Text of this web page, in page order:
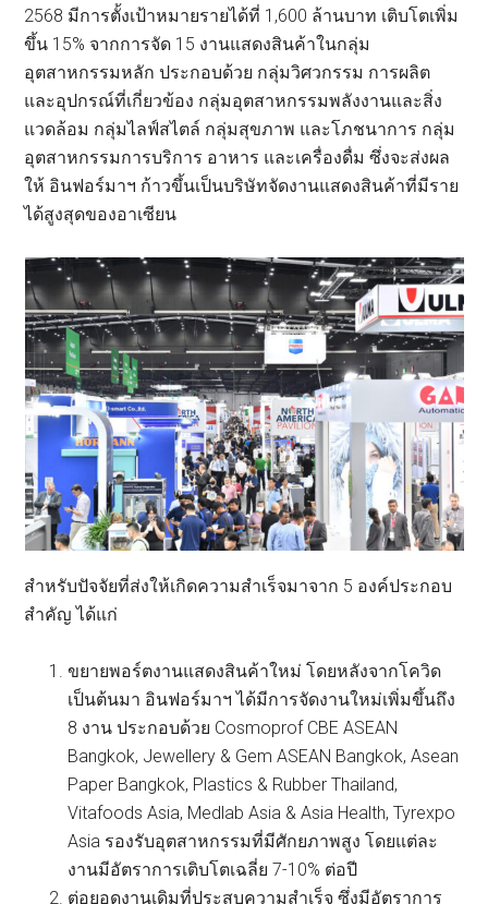
2568 มีการตั้งเป้าหมายรายได้ที่ 1,600 ล้านบาท เติบโตเพิ่ม
ขึ้น 15% จากการจัด 15 งานแสดงสินค้าในกลุ่ม
อุตสาหกรรมหลัก ประกอบด้วย กลุ่มวิศวกรรม การผลิต
และอุปกรณ์ที่เกี่ยวข้อง กลุ่มอุตสาหกรรมพลังงานและสิ่ง
แวดล้อม กลุ่มไลฟ์สไตล์ กลุ่มสุขภาพ และโภชนาการ กลุ่ม
อุตสาหกรรมการบริการ อาหาร และเครื่องดื่ม ซึ่งจะส่งผล
ให้ อินฟอร์มาฯ ก้าวขึ้นเป็นบริษัทจัดงานแสดงสินค้าที่มีราย
ได้สูงสุดของอาเซียน
สำหรับปัจจัยที่ส่งให้เกิดความสำเร็จมาจาก 5 องค์ประกอบ
สำคัญ ได้แก่
ขยายพอร์ตงานแสดงสินค้าใหม่ โดยหลังจากโควิด
เป็นต้นมา อินฟอร์มาฯ ได้มีการจัดงานใหม่เพิ่มขึ้นถึง
8 งาน ประกอบด้วย Cosmoprof CBE ASEAN
Bangkok, Jewellery & Gem ASEAN Bangkok, Asean
Paper Bangkok, Plastics & Rubber Thailand,
Vitafoods Asia, Medlab Asia & Asia Health, Tyrexpo
Asia รองรับอุตสาหกรรมที่มีศักยภาพสูง โดยแต่ละ
งานมีอัตราการเติบโตเฉลี่ย 7-10% ต่อปี
ต่อยอดงานเดิมที่ประสบความสำเร็จ ซึ่งมีอัตราการ